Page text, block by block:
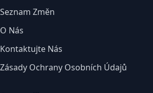
Seznam Změn
O Nás
Kontaktujte Nás
Zásady Ochrany Osobních Údajů